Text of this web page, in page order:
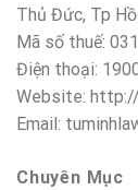
Thủ Đức, Tp
Mã số thuế:
Điện thoại:
Website:
Email:
Chuyên Mục